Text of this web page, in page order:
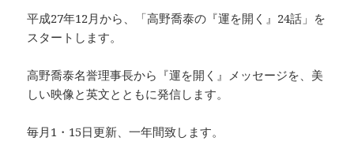
平成27年12月から、「高野喬泰の『運を開く』24話」を
スタートします。
高野喬泰名誉理事長から『運を開く』メッセージを、美
しい映像と英文とともに発信します。
毎月1・15日更新、一年間致します。